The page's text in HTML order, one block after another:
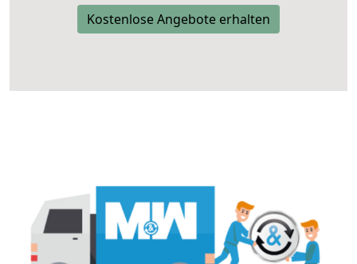
Kostenlose Angebote erhalten